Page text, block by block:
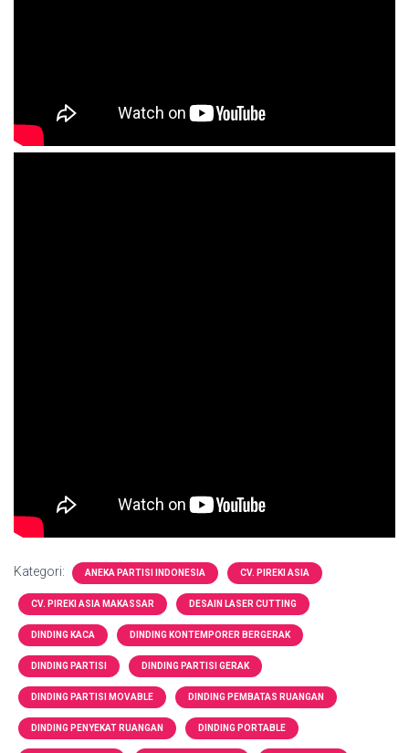
Kategori: ANEKA PARTISI INDONESIA CV. PIREKI ASIA
CV. PIREKI ASIA MAKASSAR DESAIN LASER CUTTING
DINDING KACA DINDING KONTEMPORER BERGERAK
DINDING PARTISI DINDING PARTISI GERAK
DINDING PARTISI MOVABLE DINDING PEMBATAS RUANGAN
DINDING PENYEKAT RUANGAN DINDING PORTABLE